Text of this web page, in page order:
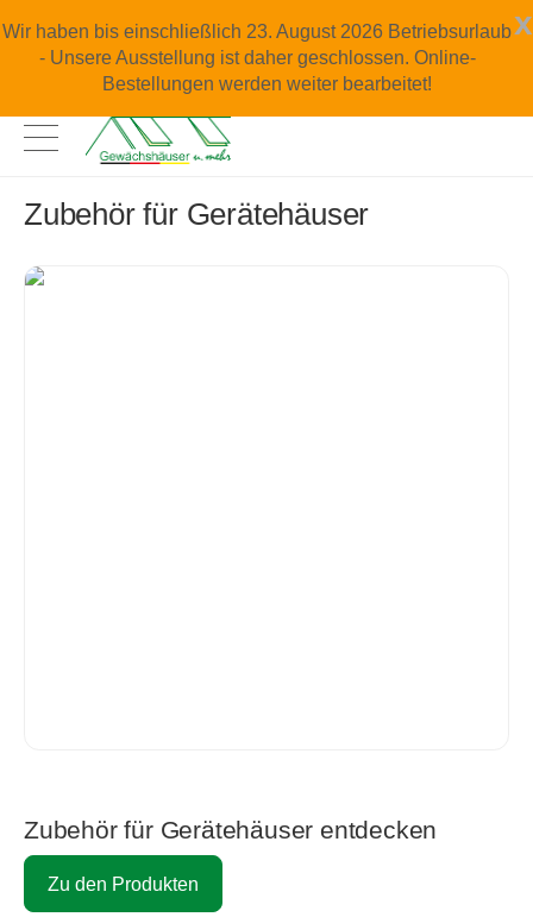
x
Wir haben bis einschließlich 23. August 2026 Betriebsurlaub
- Unsere Ausstellung ist daher geschlossen. Online-
Bestellungen werden weiter bearbeitet!
Zubehör für Gerätehäuser
Zubehör für Gerätehäuser entdecken
Zu den Produkten